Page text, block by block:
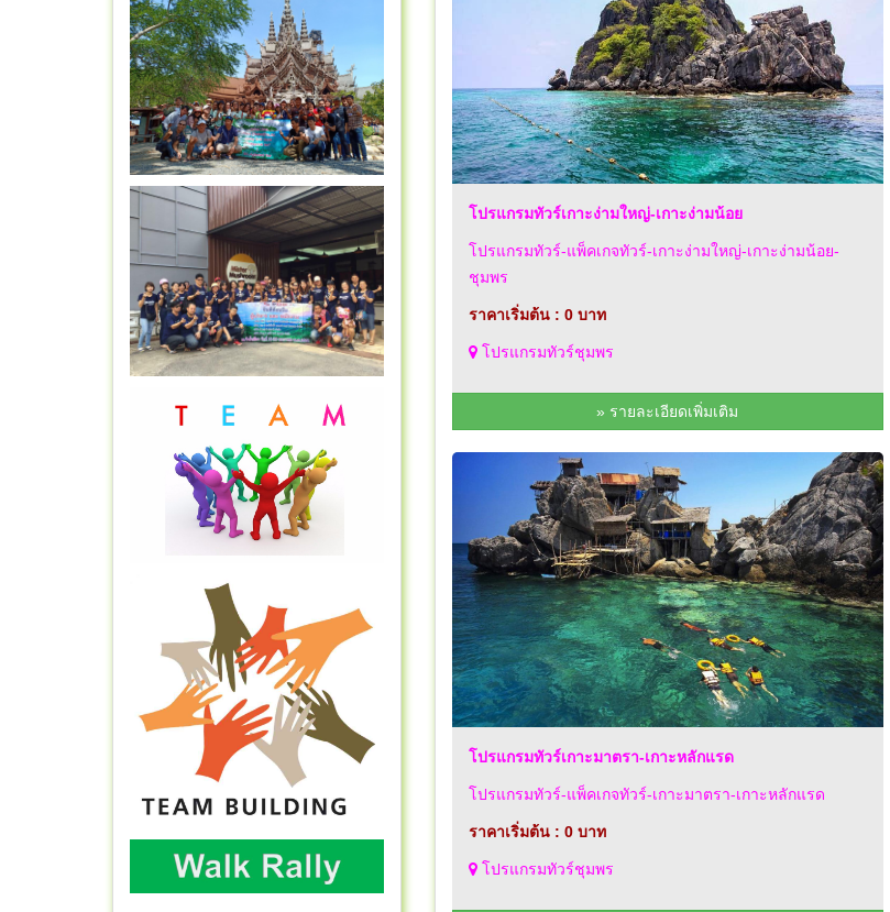
โปรแกรมทัวร์เกาะง่ามใหญ่-เกาะง่ามน้อย
โปรแกรมทัวร์-แพ็คเกจทัวร์-เกาะง่ามใหญ่-เกาะง่ามน้อย-
ชุมพร
ราคาเริ่มต้น : 0 บาท
โปรแกรมทัวร์ชุมพร
» รายละเอียดเพิ่มเติม
โปรแกรมทัวร์เกาะมาตรา-เกาะหลักแรด
โปรแกรมทัวร์-แพ็คเกจทัวร์-เกาะมาตรา-เกาะหลักแรด
ราคาเริ่มต้น : 0 บาท
โปรแกรมทัวร์ชุมพร